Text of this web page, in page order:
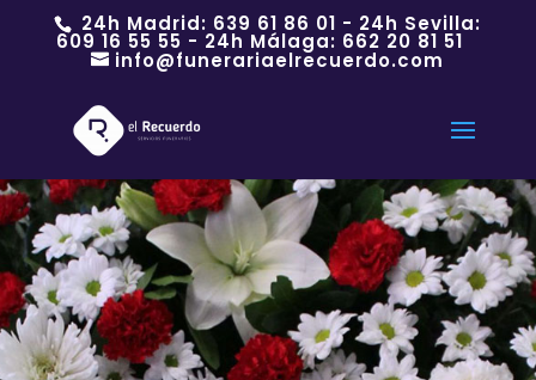
24h Madrid: 639 61 86 01 - 24h Sevilla:
609 16 55 55 - 24h Málaga: 662 20 81 51
info@funerariaelrecuerdo.com